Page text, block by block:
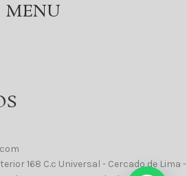
MENU
168 C.c Universal - Cercado de Lima -